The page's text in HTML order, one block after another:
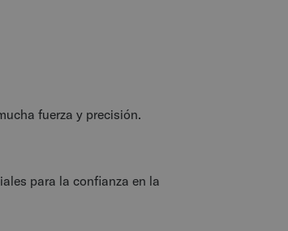
fuerza y precisión.
para la confianza en la